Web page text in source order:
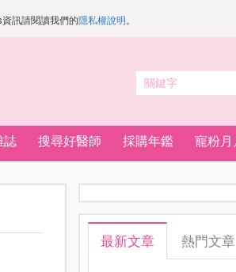
訊請閱讀我們的隱私權說明 。
誌 搜尋好醫師 採購年鑑 寵粉月
最新文章 熱門文章